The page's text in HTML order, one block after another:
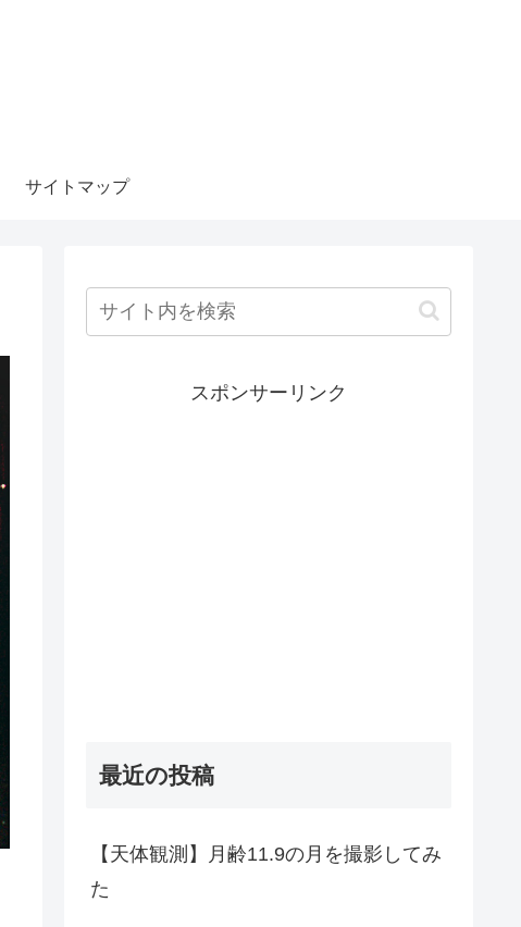
サイトマップ
スポンサーリンク
最近の投稿
【天体観測】月齢11.9の月を撮影してみ
た